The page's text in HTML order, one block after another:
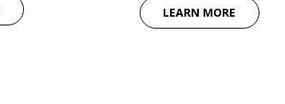
LEARN MORE